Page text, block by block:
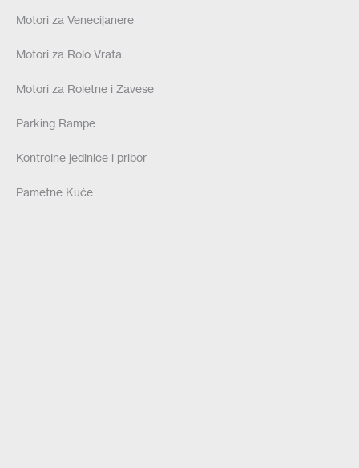
Motori za Venecijanere
Motori za Rolo Vrata
Motori za Roletne i Zavese
Parking Rampe
Kontrolne jedinice i pribor
Pametne Kuće